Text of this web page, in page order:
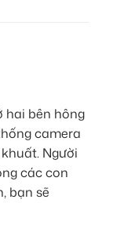
hai bên hông
camera
Người
các con
bạn sẽ